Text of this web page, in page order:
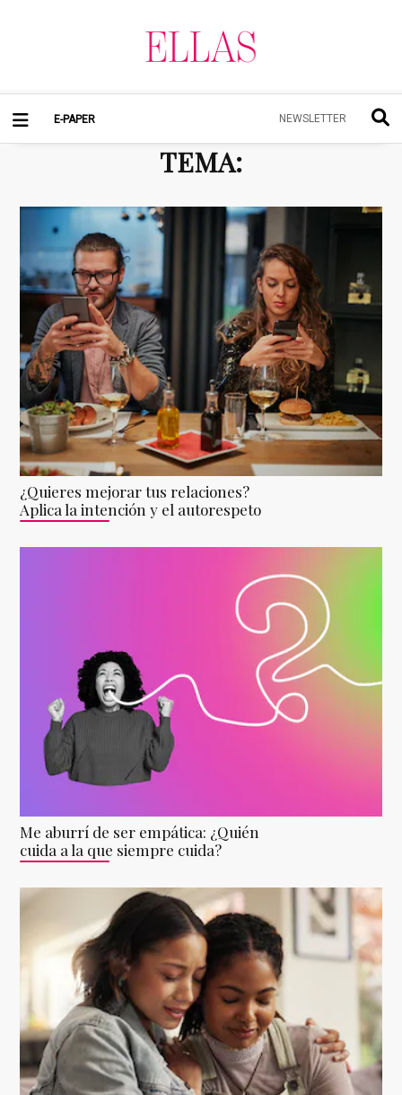
E-PAPER NEWSLETTER
TEMA:
¿Quieres mejorar tus relaciones?
Aplica la intención y el autorespeto
Me aburrí de ser empática: ¿Quién
cuida a la que siempre cuida?